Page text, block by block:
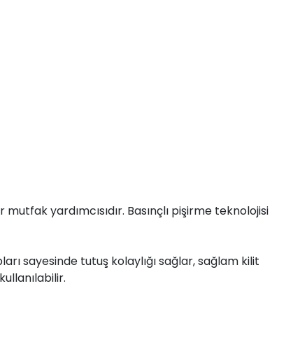
yardımcısıdır. Basınçlı pişirme teknolojisi
sayesinde tutuş kolaylığı sağlar, sağlam kilit